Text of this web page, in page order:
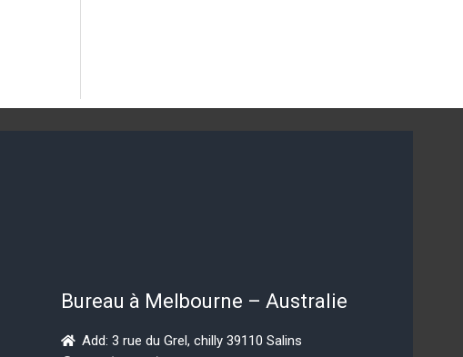
Bureau à Melbourne – Australie
Add: 3 rue du Grel, chilly 39110 Salins